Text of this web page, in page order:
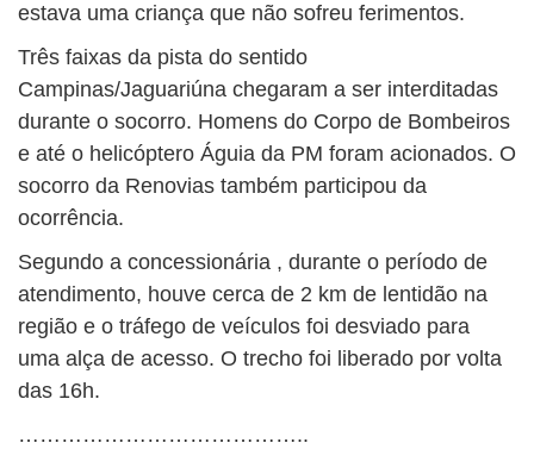
estava uma criança que não sofreu ferimentos.
Três faixas da pista do sentido
Campinas/Jaguariúna chegaram a ser interditadas
durante o socorro. Homens do Corpo de Bombeiros
e até o helicóptero Águia da PM foram acionados. O
socorro da Renovias também participou da
ocorrência.
Segundo a concessionária , durante o período de
atendimento, houve cerca de 2 km de lentidão na
região e o tráfego de veículos foi desviado para
uma alça de acesso. O trecho foi liberado por volta
das 16h.
…………………………………..